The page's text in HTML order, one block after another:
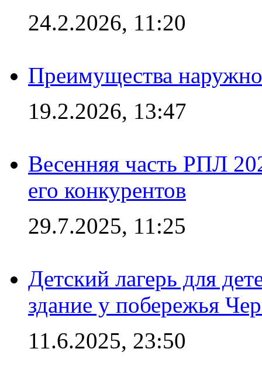
24.2.2026, 11:20
Преимущества
19.2.2026, 13:47
Весенняя часть РПЛ
его конкурентов
29.7.2025, 11:25
Детский лагерь для
здание у побережья
11.6.2025, 23:50